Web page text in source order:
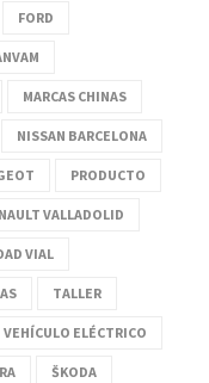
FORD
MARCAS CHINAS
NISSAN BARCELONA
PRODUCTO
VALLADOLID
VIAL
TALLER
VEHÍCULO ELÉCTRICO
ŠKODA